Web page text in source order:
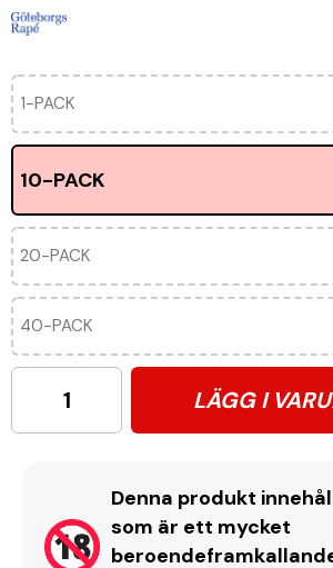
1-PACK
10-PACK
20-PACK
40-PACK
LÄGG I
Denna produkt
som är ett mycket